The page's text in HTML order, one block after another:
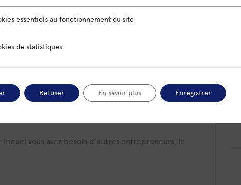
des résultats. Il est important que chaque
pour les avoir bien en tête.
vous avez besoin d’autres entrepreneurs, le
au fonctionnement du site
essentiels au fonctionnement du site
de statistiques
Refuser En savoir plus Enregistrer